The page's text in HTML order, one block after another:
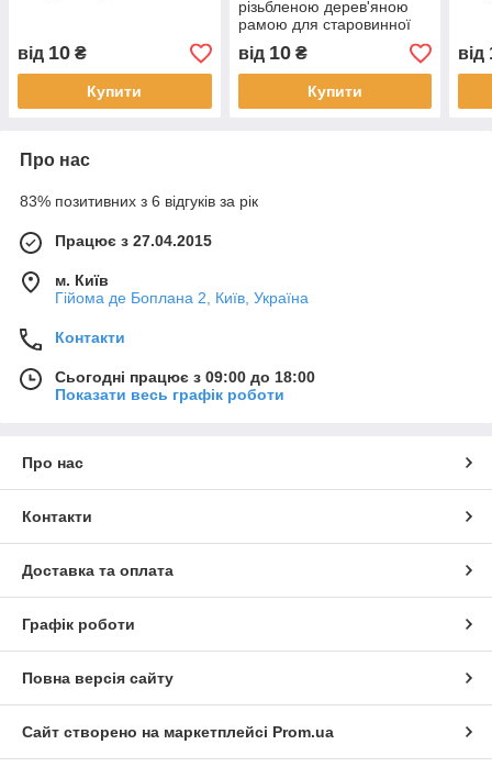
від 10 ₴
Купити
різьбленою дерев'яною
рамою для старовинної
від 10₴
Купити
від
Про нас
83% позитивних з 6 відгуків за рік
Працює з 27.04.2015
м. Київ
Гійома де Боплана 2, Київ, Україна
Контакти
Сьогодні працює з 09:00 до 18:00
Показати весь графік роботи
Про нас
Контакти
Доставка та оплата
Графік роботи
Повна версія сайту
Сайт створено на маркетплейсі Prom.ua